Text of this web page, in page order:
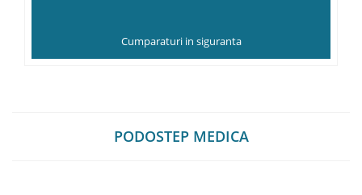
Cumparaturi in siguranta
PODOSTEP MEDICA